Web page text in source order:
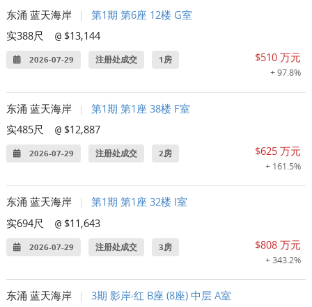
东涌 蓝天海岸
第1期 第6座 12楼 G室
实388尺
@ $13,144
2026-07-29 注册处成交 1房 $510 万元
+ 97.8%
东涌 蓝天海岸
第1期 第1座 38楼 F室
实485尺
@ $12,887
2026-07-29 注册处成交 2房 $625 万元
+ 161.5%
东涌 蓝天海岸
第1期 第1座 32楼 I室
实694尺
@ $11,643
2026-07-29 注册处成交 3房 $808 万元
+ 343.2%
东涌 蓝天海岸
3期 影岸‧红 B座 (8座) 中层 A室